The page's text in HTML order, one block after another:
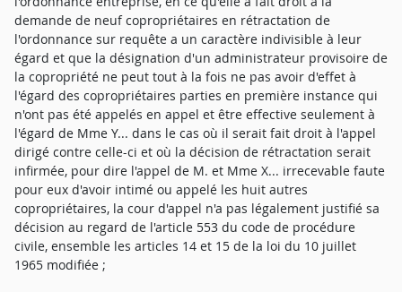
demande de neuf copropriétaires en rétractation de
l'ordonnance sur requête a un caractère indivisible à leur
égard et que la désignation d'un administrateur provisoire de
la copropriété ne peut tout à la fois ne pas avoir d'effet à
l'égard des copropriétaires parties en première instance qui
n'ont pas été appelés en appel et être effective seulement à
l'égard de Mme Y... dans le cas où il serait fait droit à l'appel
dirigé contre celle-ci et où la décision de rétractation serait
infirmée, pour dire l'appel de M. et Mme X... irrecevable faute
pour eux d'avoir intimé ou appelé les huit autres
copropriétaires, la cour d'appel n'a pas légalement justifié sa
décision au regard de l'article 553 du code de procédure
civile, ensemble les articles 14 et 15 de la loi du 10 juillet
1965 modifiée ;